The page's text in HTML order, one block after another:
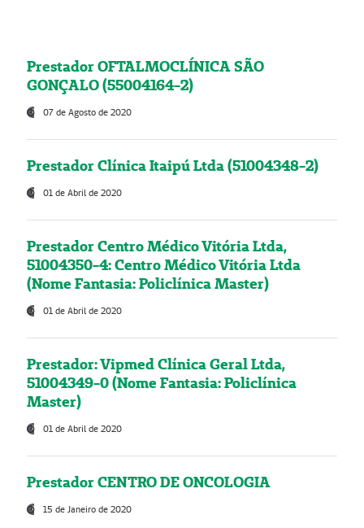
Prestador OFTALMOCLÍNICA SÃO
GONÇALO (55004164-2)
07 de Agosto de 2020
Prestador Clínica Itaipú Ltda (51004348-2)
01 de Abril de 2020
Prestador Centro Médico Vitória Ltda,
51004350-4: Centro Médico Vitória Ltda
(Nome Fantasia: Policlínica Master)
01 de Abril de 2020
Prestador: Vipmed Clínica Geral Ltda,
51004349-0 (Nome Fantasia: Policlínica
Master)
01 de Abril de 2020
Prestador CENTRO DE ONCOLOGIA
15 de Janeiro de 2020